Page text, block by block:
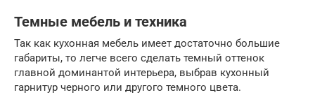
Темные мебель и техника
Так как кухонная мебель имеет достаточно большие
габариты, то легче всего сделать темный оттенок
главной доминантой интерьера, выбрав кухонный
гарнитур черного или другого темного цвета.